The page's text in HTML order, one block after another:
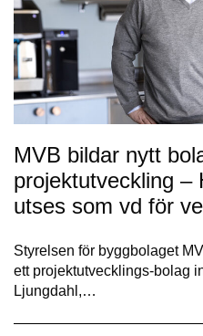
MVB bildar nytt
projektutveckling –
utses som vd för
Styrelsen för byggbolaget
ett projektutvecklings-bolag
Ljungdahl,…